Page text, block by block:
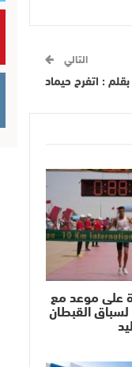
التالي
: اتفرح حيماد
على موعد مع
لسباق القبطان